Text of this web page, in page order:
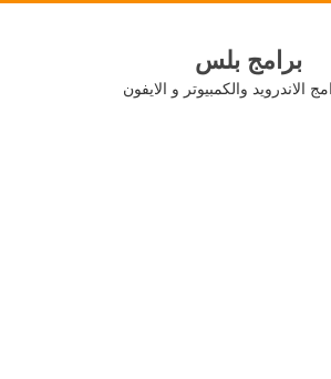
برامج بلس
الاندرويد والكمبيوتر و الايفون